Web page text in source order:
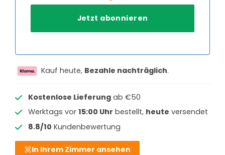
Kauf heute, Bezahle nachträglich.
Kostenlose Lieferungab €50
Werktags vor 15:00 Uhr bestellt, heute versendet
8.8/10 Kundenbewertung
In Ihrem Zimmer ansehen